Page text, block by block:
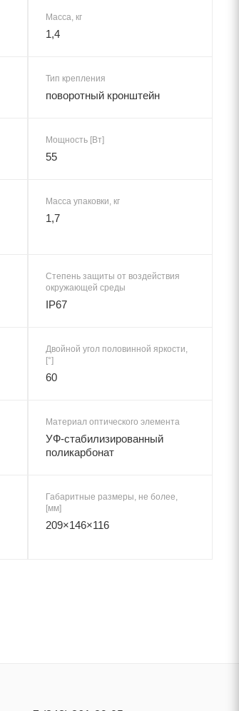
Масса, кг
1,4
Тип крепления
поворотный кронштейн
Мощность [Вт]
55
Масса упаковки, кг
1,7
Степень защиты от воздействия
окружающей среды
IP67
Двойной угол половинной яркости,
[°]
60
Материал оптического элемента
УФ-стабилизированный
поликарбонат
Габаритные размеры, не более,
[мм]
209×146×116